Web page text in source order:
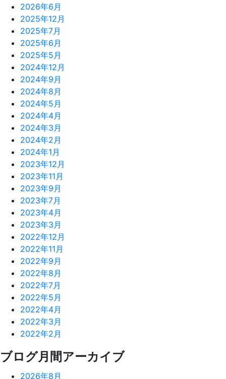
2026年6月
2025年12月
2025年7月
2025年6月
2025年5月
2024年12月
2024年9月
2024年8月
2024年5月
2024年4月
2024年3月
2024年2月
2024年1月
2023年12月
2023年11月
2023年9月
2023年7月
2023年4月
2023年3月
2022年12月
2022年11月
2022年9月
2022年8月
2022年7月
2022年5月
2022年4月
2022年3月
2022年2月
ブログ月間アーカイブ
2026年8月